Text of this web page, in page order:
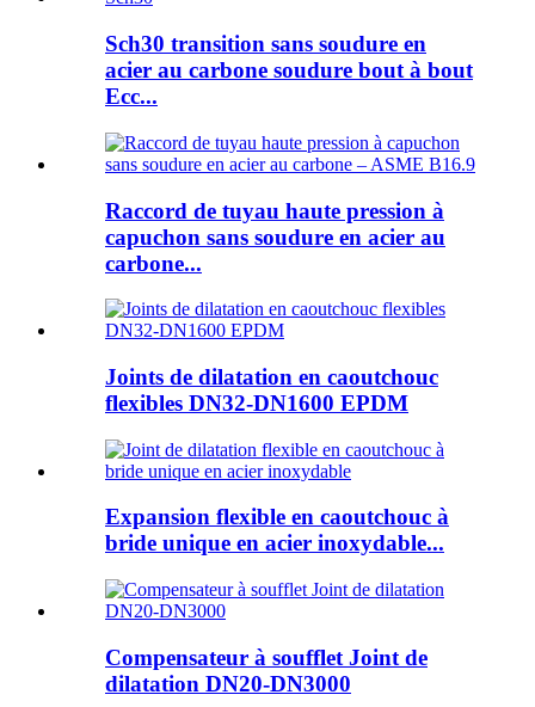
Sch30 transition sans soudure en
acier au carbone soudure bout à bout
Ecc...
Raccord de tuyau haute pression à
capuchon sans soudure en acier au
carbone...
Joints de dilatation en caoutchouc
flexibles DN32-DN1600 EPDM
Expansion flexible en caoutchouc à
bride unique en acier inoxydable...
Compensateur à soufflet Joint de
dilatation DN20-DN3000